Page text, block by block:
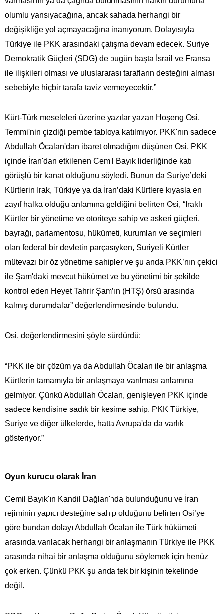
olumlu yansıyacağına, ancak sahada herhangi bir
değişikliğe yol açmayacağına inanıyorum. Dolayısıyla
Türkiye ile PKK arasındaki çatışma devam edecek. Suriye
Demokratik Güçleri (SDG) de bugün başta İsrail ve Fransa
ile ilişkileri olması ve uluslararası tarafların desteğini alması
sebebiyle hiçbir tarafa taviz vermeyecektir.”
Kürt-Türk meseleleri üzerine yazılar yazan Hoşeng Osi,
Temmi'nin çizdiği pembe tabloya katılmıyor. PKK'nın sadece
Abdullah Öcalan'dan ibaret olmadığını düşünen Osi, PKK
içinde İran'dan etkilenen Cemil Bayık liderliğinde katı
görüşlü bir kanat olduğunu söyledi. Bunun da Suriye’deki
Kürtlerin Irak, Türkiye ya da İran’daki Kürtlere kıyasla en
zayıf halka olduğu anlamına geldiğini belirten Osi, “Iraklı
Kürtler bir yönetime ve otoriteye sahip ve askeri güçleri,
bayrağı, parlamentosu, hükümeti, kurumları ve seçimleri
olan federal bir devletin parçasıyken, Suriyeli Kürtler
mütevazı bir öz yönetime sahipler ve şu anda PKK’nın çekici
ile Şam'daki mevcut hükümet ve bu yönetimi bir şekilde
kontrol eden Heyet Tahrir Şam’ın (HTŞ) örsü arasında
kalmış durumdalar” değerlendirmesinde bulundu.
Osi, değerlendirmesini şöyle sürdürdü:
“PKK ile bir çözüm ya da Abdullah Öcalan ile bir anlaşma
Kürtlerin tamamıyla bir anlaşmaya varılması anlamına
gelmiyor. Çünkü Abdullah Öcalan, genişleyen PKK içinde
sadece kendisine sadık bir kesime sahip. PKK Türkiye,
Suriye ve diğer ülkelerde, hatta Avrupa'da da varlık
gösteriyor.”
Oyun kurucu olarak İran
Cemil Bayık'ın Kandil Dağları'nda bulunduğunu ve İran
rejiminin yapıcı desteğine sahip olduğunu belirten Osi’ye
göre bundan dolayı Abdullah Öcalan ile Türk hükümeti
arasında varılacak herhangi bir anlaşmanın Türkiye ile PKK
arasında nihai bir anlaşma olduğunu söylemek için henüz
çok erken. Çünkü PKK şu anda tek bir kişinin tekelinde
değil.